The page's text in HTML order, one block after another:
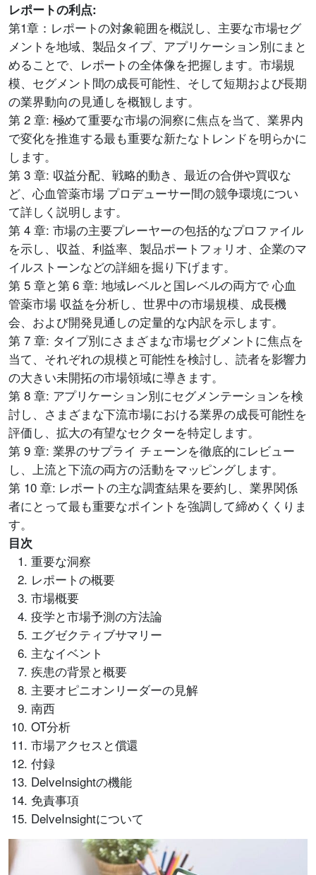
レポートの利点:
第1章：レポートの対象範囲を概説し、主要な市場セグ
メントを地域、製品タイプ、アプリケーション別にまと
めることで、レポートの全体像を把握します。市場規
模、セグメント間の成長可能性、そして短期および長期
の業界動向の見通しを概観します。
第 2 章: 極めて重要な市場の洞察に焦点を当て、業界内
で変化を推進する最も重要な新たなトレンドを明らかに
します。
第 3 章: 収益分配、戦略的動き、最近の合併や買収な
ど、心血管薬市場 プロデューサー間の競争環境につい
て詳しく説明します。
第 4 章: 市場の主要プレーヤーの包括的なプロファイル
を示し、収益、利益率、製品ポートフォリオ、企業のマ
イルストーンなどの詳細を掘り下げます。
第 5 章と第 6 章: 地域レベルと国レベルの両方で 心血
管薬市場 収益を分析し、世界中の市場規模、成長機
会、および開発見通しの定量的な内訳を示します。
第 7 章: タイプ別にさまざまな市場セグメントに焦点を
当て、それぞれの規模と可能性を検討し、読者を影響力
の大きい未開拓の市場領域に導きます。
第 8 章: アプリケーション別にセグメンテーションを検
討し、さまざまな下流市場における業界の成長可能性を
評価し、拡大の有望なセクターを特定します。
第 9 章: 業界のサプライ チェーンを徹底的にレビュー
し、上流と下流の両方の活動をマッピングします。
第 10 章: レポートの主な調査結果を要約し、業界関係
者にとって最も重要なポイントを強調して締めくくりま
す。
目次
重要な洞察
レポートの概要
市場概要
疫学と市場予測の方法論
エグゼクティブサマリー
主なイベント
疾患の背景と概要
主要オピニオンリーダーの見解
南西
OT分析
市場アクセスと償還
付録
DelveInsightの機能
免責事項
DelveInsightについて